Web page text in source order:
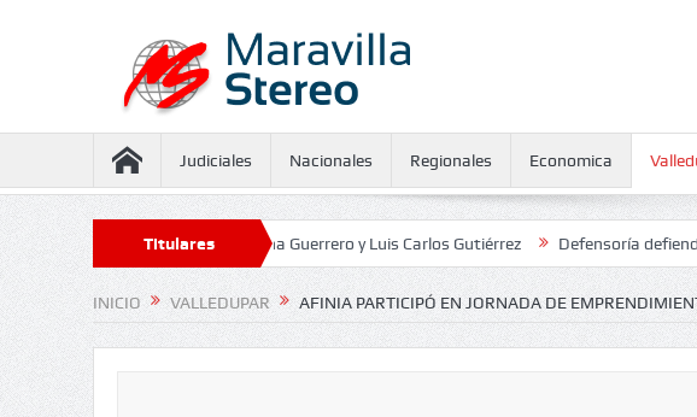
Judiciales Nacionales Regionales Economica
Titulares
contra Juliana Guerrero y Luis Carlos Gutiérrez Defensoría defiende ante el
INICIO VALLEDUPAR AFINIA PARTICIPÓ EN JORNADA DE